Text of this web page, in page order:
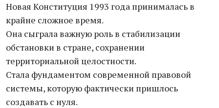
Новая Конституция 1993 года принималась в
крайне сложное время.
Она сыграла важную роль в стабилизации
обстановки в стране, сохранении
территориальной целостности.
Стала фундаментом современной правовой
системы, которую фактически пришлось
создавать с нуля.